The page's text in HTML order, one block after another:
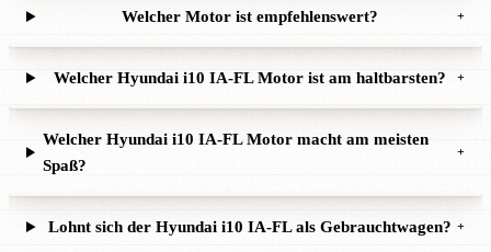
Welcher Motor ist empfehlenswert? +
Welcher Hyundai i10 IA-FL Motor ist am haltbarsten? +
Welcher Hyundai i10 IA-FL Motor macht am meisten
Spaß?
+
Lohnt sich der Hyundai i10 IA-FL als Gebrauchtwagen? +